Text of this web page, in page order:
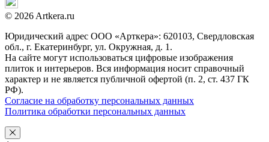
© 2026 Artkera.ru
Юридический адрес ООО «Арткера»: 620103, Свердловская
обл., г. Екатеринбург, ул. Окружная, д. 1.
На сайте могут использоваться цифровые изображения
плиток и интерьеров. Вся информация носит справочный
характер и не является публичной офертой (п. 2, ст. 437 ГК
РФ).
Согласие на обработку персональных данных
Политика обработки персональных данных